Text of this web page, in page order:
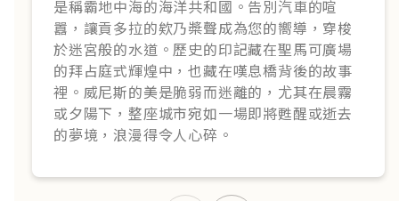
是稱霸地中海的海洋共和國。告別汽車的喧
囂，讓貢多拉的欸乃槳聲成為您的嚮導，穿梭
於迷宮般的水道。歷史的印記藏在聖馬可廣場
的拜占庭式輝煌中，也藏在嘆息橋背後的故事
裡。威尼斯的美是脆弱而迷離的，尤其在晨霧
或夕陽下，整座城市宛如一場即將甦醒或逝去
的夢境，浪漫得令人心碎。